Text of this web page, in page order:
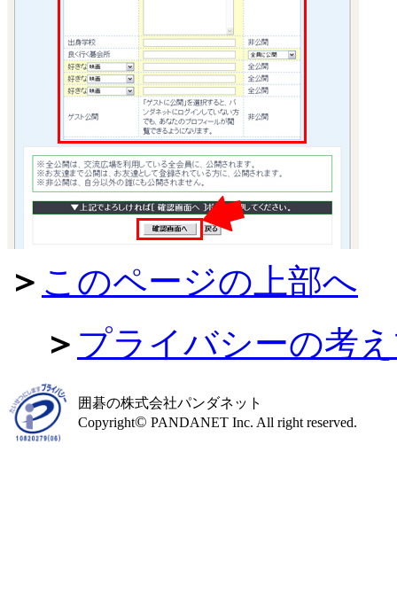
＞ このページの上部へ
＞ プライバシーの考
囲碁の株式会社パンダネット
Copyright© PANDANET Inc. All right reserved.